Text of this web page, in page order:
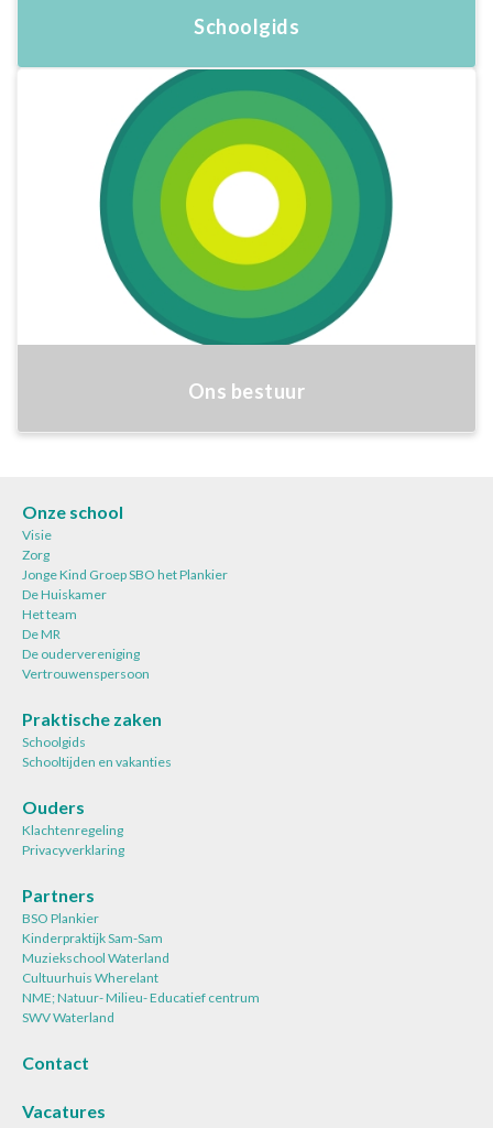
Schoolgids
Ons bestuur
Onze school
Visie
Zorg
Jonge Kind Groep SBO het Plankier
De Huiskamer
Het team
De MR
De oudervereniging
Vertrouwenspersoon
Praktische zaken
Schoolgids
Schooltijden en vakanties
Ouders
Klachtenregeling
Privacyverklaring
Partners
BSO Plankier
Kinderpraktijk Sam-Sam
Muziekschool Waterland
Cultuurhuis Wherelant
NME; Natuur- Milieu- Educatief centrum
SWV Waterland
Contact
Vacatures